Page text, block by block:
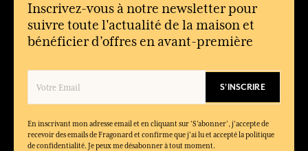
Inscrivez-vous à notre newsletter pour
suivre toute l'actualité de la maison et
bénéficier d’offres en avant-première
S'INSCRIRE
En inscrivant mon adresse email et en cliquant sur ‘S’abonner’, j'accepte de
recevoir des emails de Fragonard et confirme que j'ai lu et accepté la politique
de confidentialité. Je peux me désabonner à tout moment.